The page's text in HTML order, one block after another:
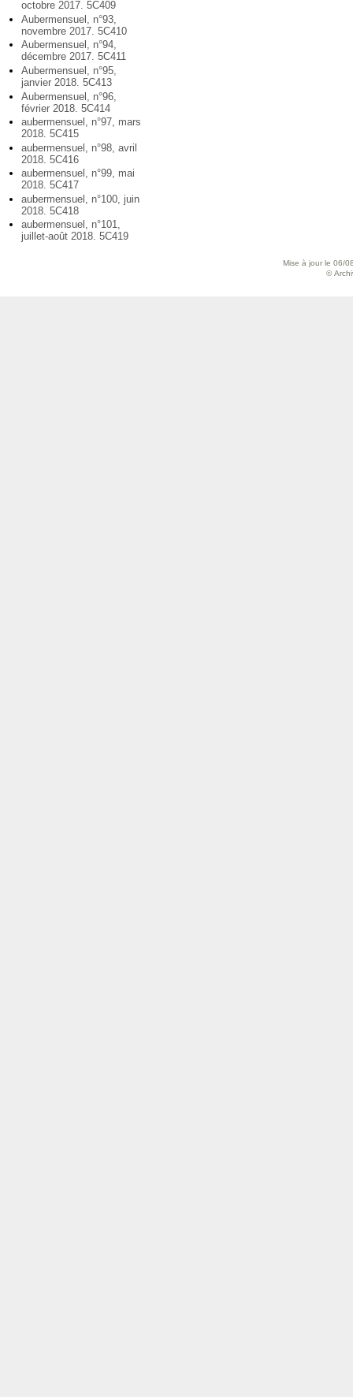
octobre 2017. 5C409
Aubermensuel, n°93,
novembre 2017. 5C410
Aubermensuel, n°94,
décembre 2017. 5C411
Aubermensuel, n°95,
janvier 2018. 5C413
Aubermensuel, n°96,
février 2018. 5C414
aubermensuel, n°97, mars
2018. 5C415
aubermensuel, n°98, avril
2018. 5C416
aubermensuel, n°99, mai
2018. 5C417
aubermensuel, n°100, juin
2018. 5C418
aubermensuel, n°101,
juillet-août 2018. 5C419
Mise à jour le 06/
©